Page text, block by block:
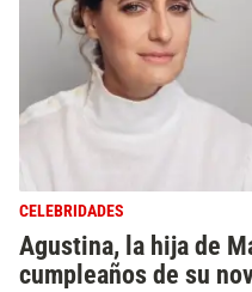
CELEBRIDADES
Agustina, la hija de
cumpleaños de su